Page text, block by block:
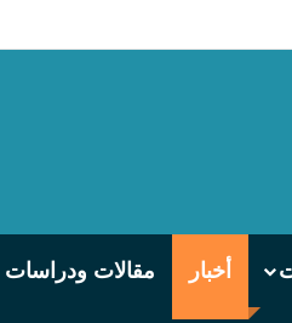
تنطلق من الإسكندرية إلى القاهرة يوميًا
أخبار مقالات ودراسات